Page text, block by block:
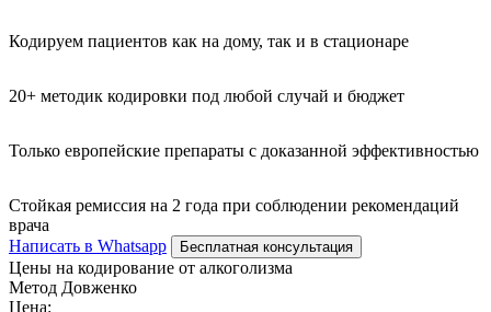
Кодируем пациентов как на дому, так и в стационаре
20+ методик кодировки под любой случай и бюджет
Только европейские препараты с доказанной эффективностью
Стойкая ремиссия на 2 года при соблюдении рекомендаций
врача
Написать в Whatsapp
Бесплатная консультация
Цены на кодирование от алкоголизма
Метод Довженко
Цена: